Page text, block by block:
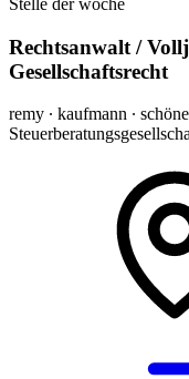
Stelle der woche
Rechtsanwalt /
Gesellschaftsrecht
remy ∙ kaufmann ∙